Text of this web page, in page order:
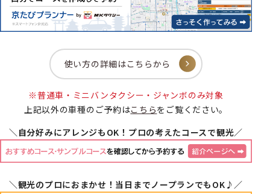
使い方の詳細はこちらから
※普通車・ミニバンタクシー・ジャンボのみ対象
上記以外の車種のご予約はこちらをご覧ください。
＼自分好みにアレンジもOK！プロの考えたコースで観光／
＼観光のプロにおまかせ！当日までノープランでもOK♪／